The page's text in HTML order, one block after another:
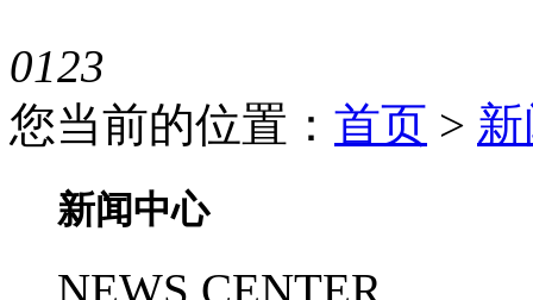
0123
您当前的位置： 首页 >
新闻中心
NEWS CENTER